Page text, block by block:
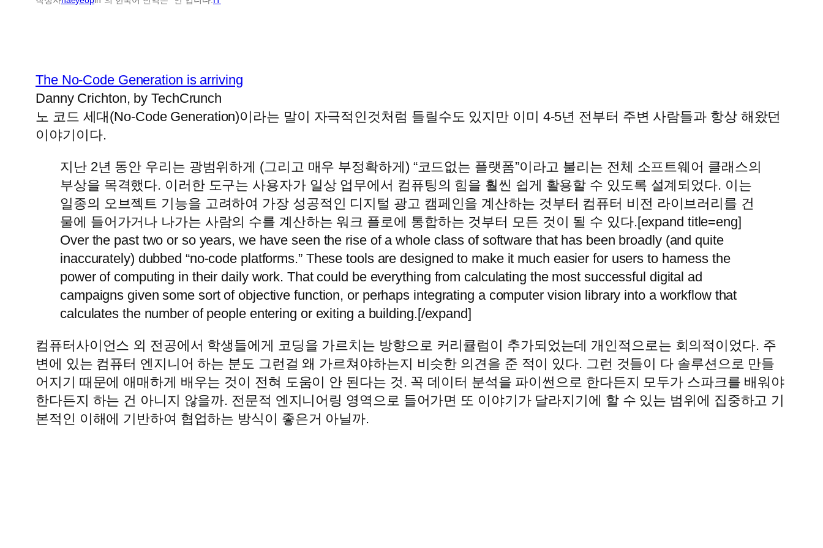
The No-Code Generation is arriving
Danny Crichton, by TechCrunch
노 코드 세대(No-Code Generation)이라는 말이 자극적인것처럼 들릴수도 있지만 이미 4-5년 전부터 주변 사람들과 항상 해왔던
이야기이다.
지난 2년 동안 우리는 광범위하게 (그리고 매우 부정확하게) “코드없는 플랫폼”이라고 불리는 전체 소프트웨어 클래스의
부상을 목격했다. 이러한 도구는 사용자가 일상 업무에서 컴퓨팅의 힘을 훨씬 쉽게 활용할 수 있도록 설계되었다. 이는
일종의 오브젝트 기능을 고려하여 가장 성공적인 디지털 광고 캠페인을 계산하는 것부터 컴퓨터 비전 라이브러리를 건
물에 들어가거나 나가는 사람의 수를 계산하는 워크 플로에 통합하는 것부터 모든 것이 될 수 있다.[expand title=eng]
Over the past two or so years, we have seen the rise of a whole class of software that has been broadly (and quite
inaccurately) dubbed “no-code platforms.” These tools are designed to make it much easier for users to harness the
power of computing in their daily work. That could be everything from calculating the most successful digital ad
campaigns given some sort of objective function, or perhaps integrating a computer vision library into a workflow that
calculates the number of people entering or exiting a building.[/expand]
컴퓨터사이언스 외 전공에서 학생들에게 코딩을 가르치는 방향으로 커리큘럼이 추가되었는데 개인적으로는 회의적이었다. 주
변에 있는 컴퓨터 엔지니어 하는 분도 그런걸 왜 가르쳐야하는지 비슷한 의견을 준 적이 있다. 그런 것들이 다 솔루션으로 만들
어지기 때문에 애매하게 배우는 것이 전혀 도움이 안 된다는 것. 꼭 데이터 분석을 파이썬으로 한다든지 모두가 스파크를 배워야
한다든지 하는 건 아니지 않을까. 전문적 엔지니어링 영역으로 들어가면 또 이야기가 달라지기에 할 수 있는 범위에 집중하고 기
본적인 이해에 기반하여 협업하는 방식이 좋은거 아닐까.